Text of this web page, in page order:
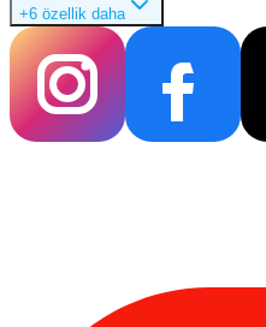
+6 özellik daha